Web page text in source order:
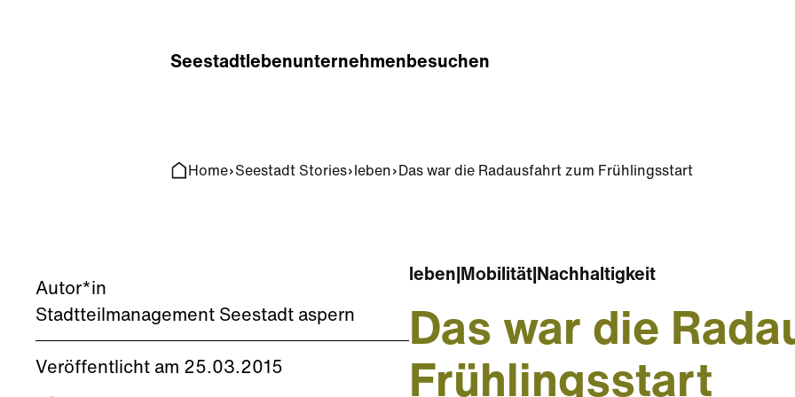
Seestadtlebenunternehmenbesuchen
Home Seestadt Stories leben Das war die Radausfahrt zum Frühlingsstart
Autor*in
Stadtteilmanagement Seestadt aspern
Veröffentlicht am 25.03.2015
leben Mobilität Nachhaltigkeit
Das war die
Frühlingsstart